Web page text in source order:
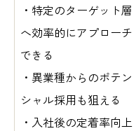
・特定のターゲット層
へ効率的にアプローチ
できる
・異業種からのポテン
シャル採用も狙える
・入社後の定着率向上